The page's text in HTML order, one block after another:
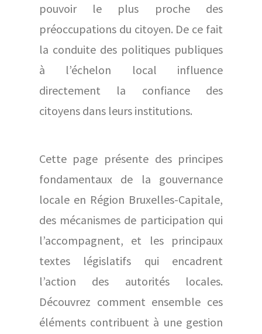
pouvoir le plus proche des
préoccupations du citoyen. De ce fait
la conduite des politiques publiques
à l’échelon local influence
directement la confiance des
citoyens dans leurs institutions.
Cette page présente des principes
fondamentaux de la gouvernance
locale en Région Bruxelles-Capitale,
des mécanismes de participation qui
l’accompagnent, et les principaux
textes législatifs qui encadrent
l’action des autorités locales.
Découvrez comment ensemble ces
éléments contribuent à une gestion